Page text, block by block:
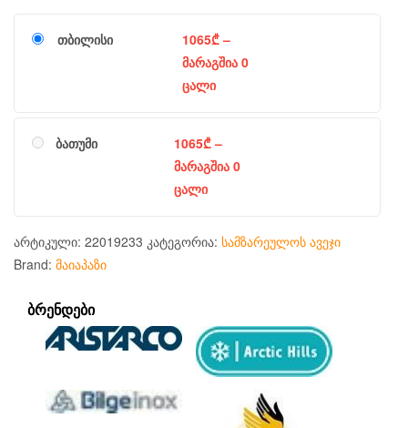
თბილისი 1065₾–
მარაგშია 0
ცალი
ბათუმი 1065₾–
მარაგშია 0
ცალი
არტიკული: 22019233 კატეგორია: სამზარეულოს ავეჯი
Brand: მაიაპაზი
ᲑᲠᲔᲜᲓᲔᲑᲘ